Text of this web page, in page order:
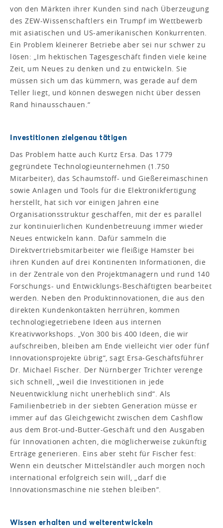
von den Märkten ihrer Kunden sind nach Überzeugung
des ZEW-Wissenschaftlers ein Trumpf im Wettbewerb
mit asiatischen und US-amerikanischen Konkurrenten.
Ein Problem kleinerer Betriebe aber sei nur schwer zu
lösen: „Im hektischen Tagesgeschäft finden viele keine
Zeit, um Neues zu denken und zu entwickeln. Sie
müssen sich um das kümmern, was gerade auf dem
Teller liegt, und können deswegen nicht über dessen
Rand hinausschauen.“
Investitionen zielgenau tätigen
Das Problem hatte auch Kurtz Ersa. Das 1779
gegründete Technologieunternehmen (1.750
Mitarbeiter), das Schaumstoff- und Gießereimaschinen
sowie Anlagen und Tools für die Elektronikfertigung
herstellt, hat sich vor einigen Jahren eine
Organisationsstruktur geschaffen, mit der es parallel
zur kontinuierlichen Kundenbetreuung immer wieder
Neues entwickeln kann. Dafür sammeln die
Direktvertriebsmitarbeiter wie fleißige Hamster bei
ihren Kunden auf drei Kontinenten Informationen, die
in der Zentrale von den Projektmanagern und rund 140
Forschungs- und Entwicklungs-Beschäftigten bearbeitet
werden. Neben den Produktinnovationen, die aus den
direkten Kundenkontakten herrühren, kommen
technologiegetriebene Ideen aus internen
Kreativworkshops. „Von 300 bis 400 Ideen, die wir
aufschreiben, bleiben am Ende vielleicht vier oder fünf
Innovationsprojekte übrig“, sagt Ersa-Geschäftsführer
Dr. Michael Fischer. Der Nürnberger Trichter verenge
sich schnell, „weil die Investitionen in jede
Neuentwicklung nicht unerheblich sind“. Als
Familienbetrieb in der siebten Generation müsse er
immer auf das Gleichgewicht zwischen dem Cashflow
aus dem Brot-und-Butter-Geschäft und den Ausgaben
für Innovationen achten, die möglicherweise zukünftig
Erträge generieren. Eins aber steht für Fischer fest:
Wenn ein deutscher Mittelständler auch morgen noch
international erfolgreich sein will, „darf die
Innovationsmaschine nie stehen bleiben“.
Wissen erhalten und weiterentwickeln